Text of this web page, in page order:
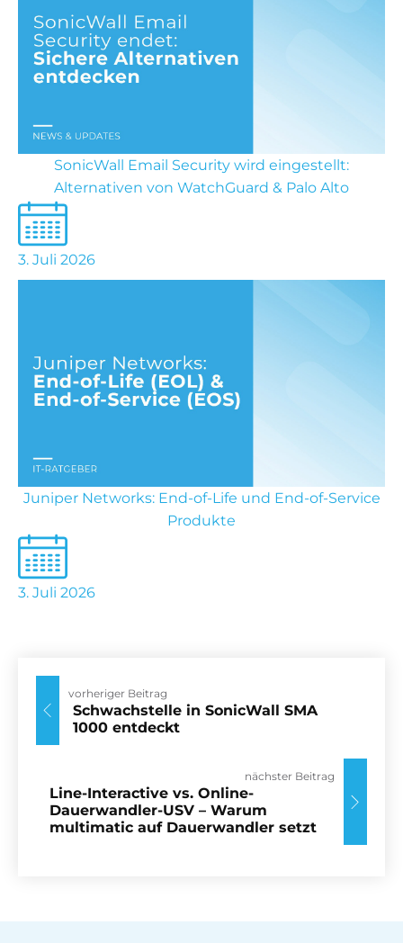
SonicWall Email Security wird eingestellt:
Alternativen von WatchGuard & Palo Alto
3. Juli 2026
Juniper Networks: End-of-Life und End-of-Service
Produkte
3. Juli 2026
vorheriger Beitrag
Schwachstelle in SonicWall SMA
1000 entdeckt
nächster Beitrag
Line-Interactive vs. Online-
Dauerwandler-USV – Warum
multimatic auf Dauerwandler setzt